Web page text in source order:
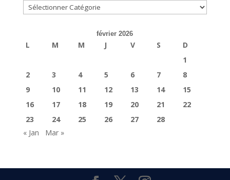
février 2026
L M M J V S
D
1
2
3 4 5 6 7
8
9
10 11 12 13 14
15
16
17 18 19 20 21
22
23
24 25 26 27
28
« Jan
Mar »